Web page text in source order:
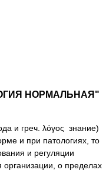
НОРМАЛЬНАЯ"
и греч. λόγος знание)
и при патологиях, то
и регуляции
организации, о пределах